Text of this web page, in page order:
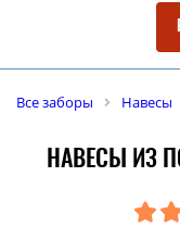
Все заборы Навесы
НАВЕСЫ ИЗ